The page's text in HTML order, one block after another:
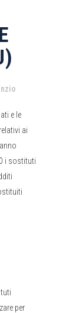
e le
ai
i sostituti
per